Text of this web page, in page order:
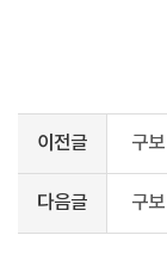
이전글 구
다음글 구